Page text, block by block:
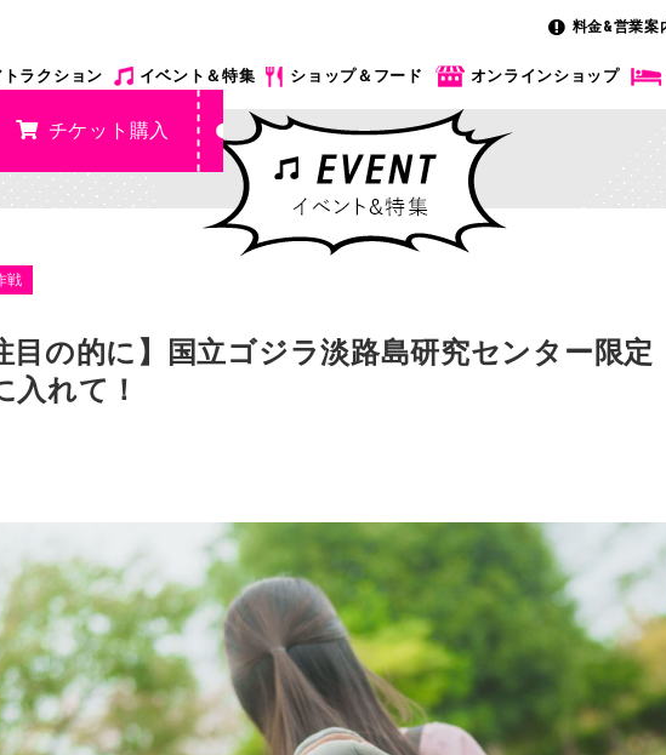
料金&営業案
トラクション イベント＆特集 ショップ＆フード オンラインショップ
チケット購入
戦
目の的に】国立ゴジラ淡路島研究センター限定
入れて！